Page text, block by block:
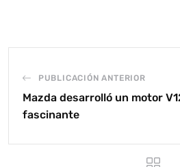
PUBLICACIÓN ANTERIOR
Mazda desarrolló un motor
fascinante